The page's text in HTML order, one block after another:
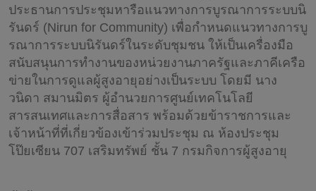
ประธานการประชุมหารือแนวทางการบูรณาการระบบนิ
รันดร์ (Nirun for Community) เพื่อกำหนดแนวทางการบู
รณาการระบบนิรันดร์ในระดับชุมชน ให้เป็นเครื่องมือ
สนับสนุนการทำงานของหน่วยงานภาครัฐและภาคีเครือ
ข่ายในการดูแลผู้สูงอายุอย่างเป็นระบบ โดยมี นาง
วนิดา สมานมิตร ผู้อำนวยการศูนย์เทคโนโลยี
สารสนเทศและการสื่อสาร พร้อมด้วยข้าราชการและ
เจ้าหน้าที่ที่เกี่ยวข้องเข้าร่วมประชุม ณ ห้องประชุม
โป๊ยเซียน 707 เสริมทรัพย์ ชั้น 7 กรมกิจการผู้สูงอายุ